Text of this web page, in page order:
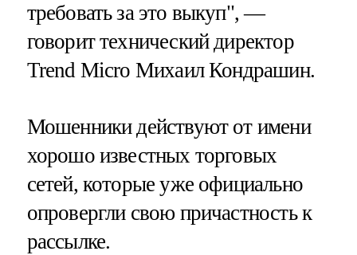
требовать за это выкуп", —
говорит технический директор
Trend Micro Михаил Кондрашин.
Мошенники действуют от имени
хорошо известных торговых
сетей, которые уже официально
опровергли свою причастность к
рассылке.